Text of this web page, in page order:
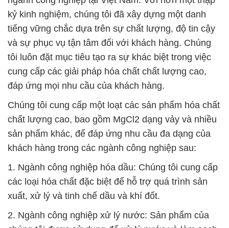
kỷ kinh nghiệm, chúng tôi đã xây dựng một danh
tiếng vững chắc dựa trên sự chất lượng, độ tin cậy
và sự phục vụ tận tâm đối với khách hàng. Chúng
tôi luôn đặt mục tiêu tạo ra sự khác biệt trong việc
cung cấp các giải pháp hóa chất chất lượng cao,
đáp ứng mọi nhu cầu của khách hàng.
Chúng tôi cung cấp một loạt các sản phẩm hóa chất
chất lượng cao, bao gồm MgCl2 dạng vảy và nhiều
sản phẩm khác, để đáp ứng nhu cầu đa dạng của
khách hàng trong các ngành công nghiệp sau:
1. Ngành công nghiệp hóa dầu: Chúng tôi cung cấp
các loại hóa chất đặc biệt để hỗ trợ quá trình sản
xuất, xử lý và tinh chế dầu và khí đốt.
2. Ngành công nghiệp xử lý nước: Sản phẩm của